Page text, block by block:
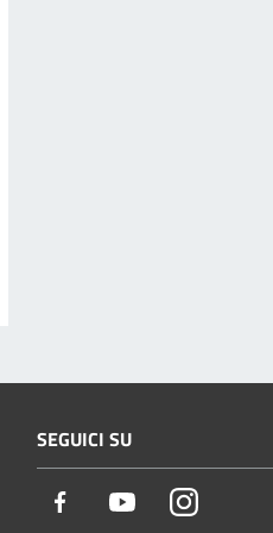
SEGUICI SU
Facebook YoutubeInstagram